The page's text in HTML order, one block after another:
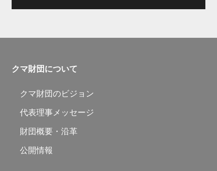
クマ財団について
クマ財団のビジョン
代表理事メッセージ
財団概要・沿革
公開情報